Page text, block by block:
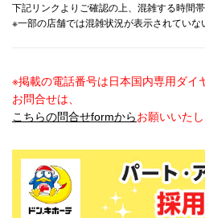
下記リンクよりご確認の上、混雑する時間
※一部の店舗では混雑状況が表示されていな
※掲載の電話番号は日本国内専用ダイ
お問合せは、
こちらの問合せformからお願いいたし